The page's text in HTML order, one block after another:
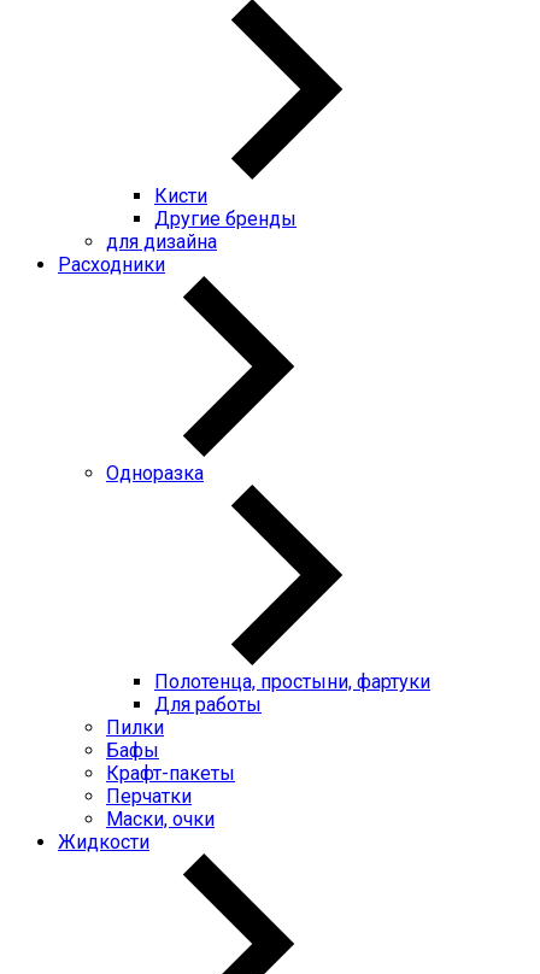
Кисти
Другие бренды
для дизайна
Расходники
Одноразка
Полотенца, простыни, фартуки
Для работы
Пилки
Бафы
Крафт-пакеты
Перчатки
Маски, очки
Жидкости